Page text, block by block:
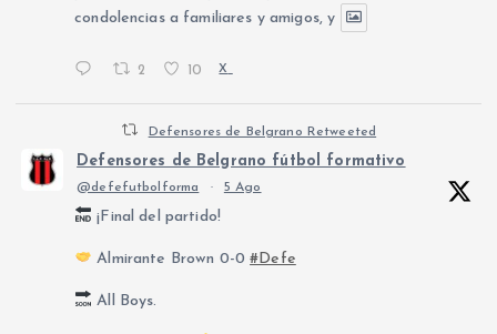
condolencias a familiares y amigos, y
2 10 X
Defensores de Belgrano Retweeted
Defensores de Belgrano fútbol formativo
@defefutbolforma · 5 Ago
¡Final del partido!
Almirante Brown 0-0#Defe
All Boys.